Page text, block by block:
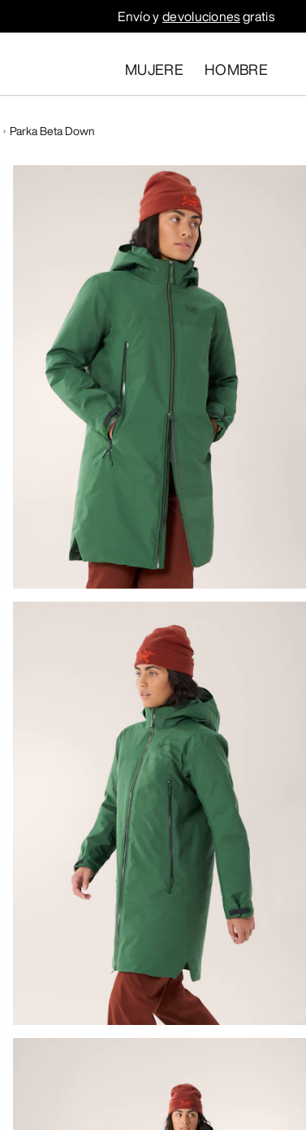
Envío ydevolucionesgratis
MUJERE HOMBRE
Parka Beta Down